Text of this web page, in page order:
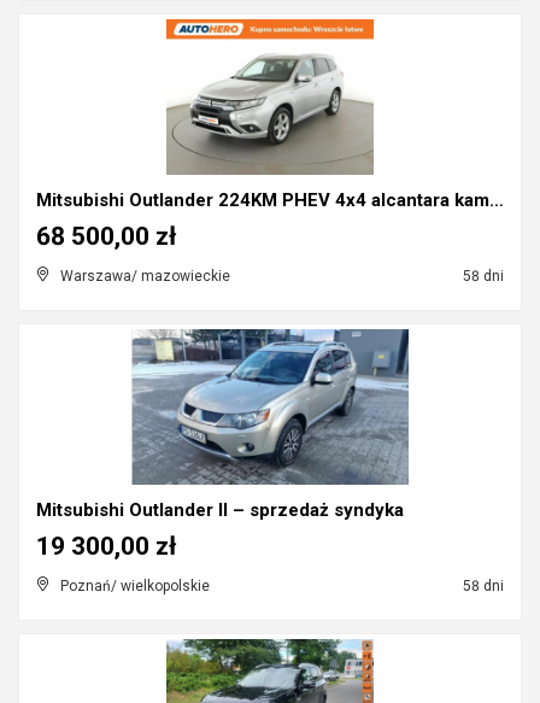
Mitsubishi Outlander 224KM PHEV 4x4 alcantara kame...
Warszawa/ mazowieckie 58 dni
68 500,00 zł
Mitsubishi Outlander II – sprzedaż syndyka
Poznań/ wielkopolskie 58 dni
19 300,00 zł